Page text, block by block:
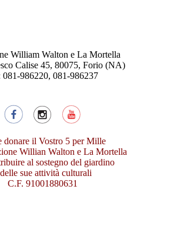
William Walton e La Mortella
Calise 45, 80075, Forio (NA)
081-986220, 081-986237
donare il Vostro 5 per Mille
Willian Walton e La Mortella
al sostegno del giardino
sue attività culturali
C.F. 91001880631